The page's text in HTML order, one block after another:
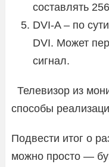
составлять
DVI-A – по
DVI. Может
сигнал.
Телевизор из
способы
Подвести итог о
можно просто —